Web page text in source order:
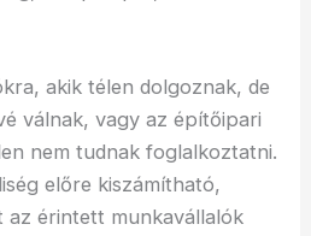
akik télen dolgoznak, de
válnak, vagy az építőipari
nem tudnak foglalkoztatni.
előre kiszámítható,
az érintett munkavállalók